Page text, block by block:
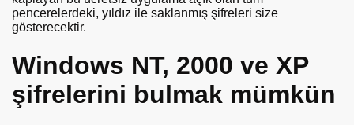
pencerelerdeki, yıldız ile saklanmış şifreleri size
gösterecektir.
Windows NT, 2000 ve XP
şifrelerini bulmak mümkün